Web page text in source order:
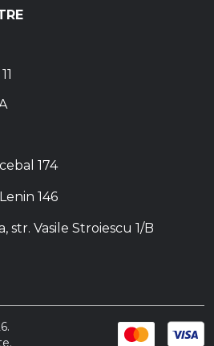
174
146
str. Vasile Stroiescu 1/B